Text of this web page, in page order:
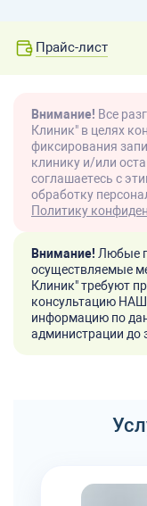
Прайс-лист
Внимание! Все
Клиник" в целях
фиксирования
клинику и/или
соглашаетесь с
обработку
Политику
Внимание! Любые
осуществляемые
Клиник" требуют
консультацию
информацию по
администрации до